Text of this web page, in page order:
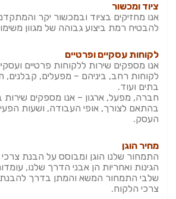
ציוד ומכשור
אנו מחזיקים בציוד ובמכשור יקר
להבטיח רמת ביצוע גבוהה של מגוון
לקוחות עסקיים ופרטיים
אנו מספקים שירות ללקוחות פרטיים
לקוחות רחב, ביניהם – מפעלים, קבלנים,
בתים ועוד.
חברה, מפעל, ארגון – אנו מספקים שירות
בהתאם לצורך, אופי העבודה, ושעות
העסק.
מחיר הוגן
התמחור שלנו הוגן ומבוסס על הבנת
הגינות ואחריות הן אבני הדרך שלנו,
שלבי התמחור המשא והמתן בדרך
צרכי הלקוח.